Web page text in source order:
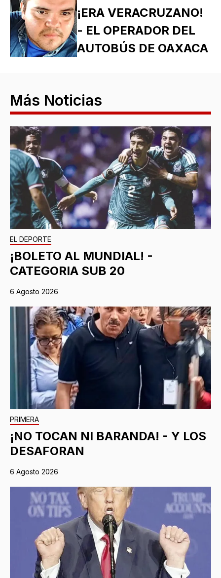
¡ERA VERACRUZANO!
- EL OPERADOR DEL
AUTOBÚS DE OAXACA
Más Noticias
EL DEPORTE
¡BOLETO AL MUNDIAL! -
CATEGORIA SUB 20
6 Agosto 2026
PRIMERA
¡NO TOCAN NI BARANDA! - Y LOS
DESAFORAN
6 Agosto 2026